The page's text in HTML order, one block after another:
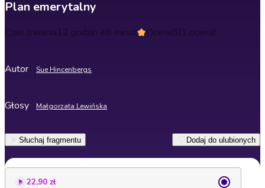
Plan emerytalny
Czas trwania12 godzin 48 minut Ocena5(1 ocena)
Autor Sue Hincenbergs
Głosy Małgorzata Lewińska
Słuchaj fragmentu Dodaj do ulubionych
22,90 zł